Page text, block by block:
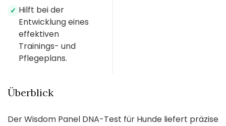
✓ Hilft bei der
Entwicklung eines
effektiven
Trainings- und
Pflegeplans.
Überblick
Der Wisdom Panel DNA-Test für Hunde liefert präzise